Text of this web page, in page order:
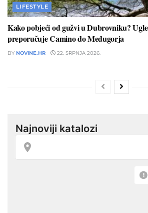
LIFESTYLE
Kako pobjeći od gužvi u Dubrovniku?
preporučuje Camino do Međugorja
BY NOVINE.HR 22. SRPNJA 2026.